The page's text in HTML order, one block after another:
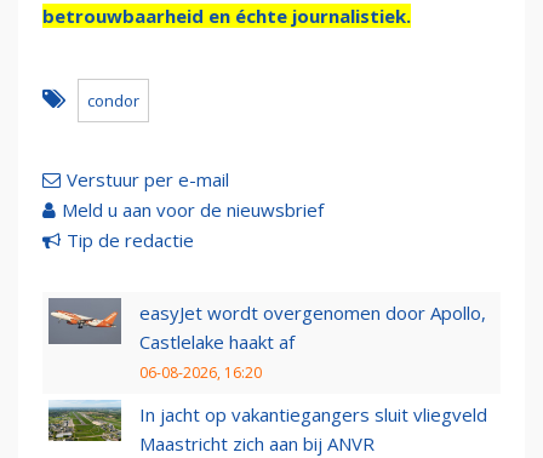
betrouwbaarheid en échte journalistiek.
condor
Verstuur per e-mail
Meld u aan voor de nieuwsbrief
Tip de redactie
easyJet wordt overgenomen door Apollo,
Castlelake haakt af
06-08-2026, 16:20
In jacht op vakantiegangers sluit vliegveld
Maastricht zich aan bij ANVR